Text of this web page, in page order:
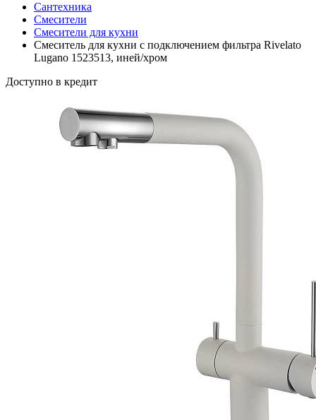
Сантехника
Смесители
Смесители для кухни
Смеситель для кухни с подключением фильтра Rivelato
Lugano 1523513, иней/хром
Доступно в кредит